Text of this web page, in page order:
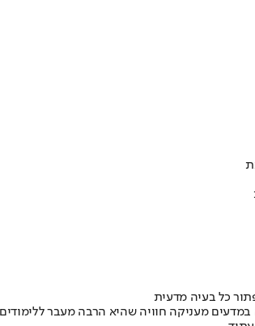
כל בעיה מדעית
מעניקה חוויה שהיא הרבה מעבר ללימודים